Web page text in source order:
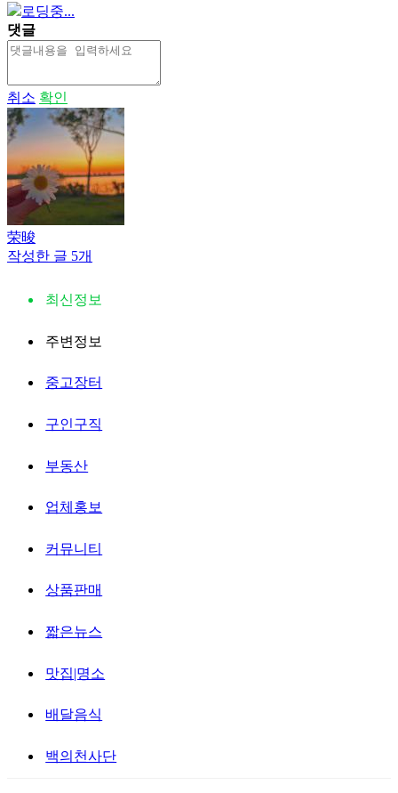
로딩중...
댓글
취소 확인
荣晙
작성한 글 5개
최신정보
주변정보
중고장터
구인구직
부동산
업체홍보
커뮤니티
상품판매
짧은뉴스
맛집|명소
배달음식
백의천사단